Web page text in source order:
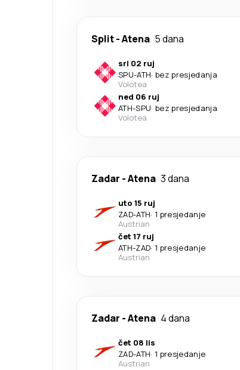
Split-Atena 5 dana
sri 02 ruj
SPU-ATH· bez presjedanja
Volotea
ned 06 ruj
ATH-SPU· bez presjedanja
Volotea
Zadar -Atena 3 dana
uto 15 ruj
ZAD-ATH· 1 presjedanje
Austrian
čet 17 ruj
ATH-ZAD· 1 presjedanje
Austrian
Zadar -Atena 4 dana
čet 08 lis
ZAD-ATH· 1 presjedanje
Austrian